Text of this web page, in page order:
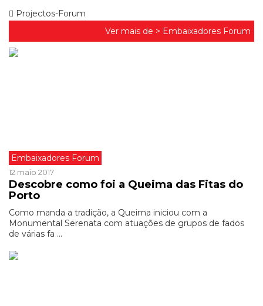
Projectos-Forum
Ver mais de > Embaixadores Forum
Embaixadores Forum
12 maio 2017
Descobre como foi a Queima das Fitas do
Porto
Como manda a tradição, a Queima iniciou com a
Monumental Serenata com atuações de grupos de fados
de várias fa ...